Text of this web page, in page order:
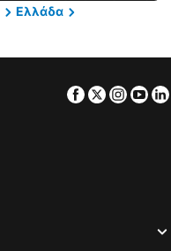
Ελλάδα
Facebook
Twitter